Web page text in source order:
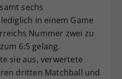
sechs
in einem Game
Nummer zwei zu
6:5 gelang.
sie aus, verwertete
dritten Matchball und